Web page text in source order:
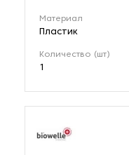
Материал
Пластик
Количество (шт)